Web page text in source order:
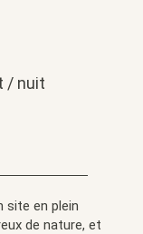
/ nuit
site en plein
de nature, et